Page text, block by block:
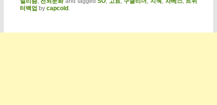
터백업 by capcold.